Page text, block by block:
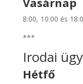
8:00, 10:00 és
***
Irodai
Hétfő